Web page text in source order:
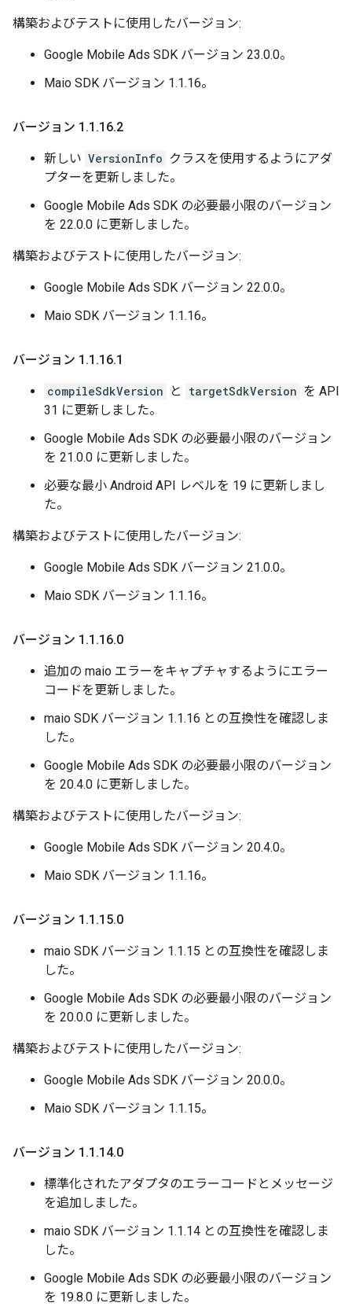
構築およびテストに使用したバージョン:
Google Mobile Ads SDK バージョン 23.0.0。
Maio SDK バージョン 1.1.16。
バージョン 1 .1 .16.2
新しい VersionInfo クラスを使用するようにアダ
プターを更新しました。
Google Mobile Ads SDK の必要最小限のバージョン
を 22.0.0 に更新しました。
構築およびテストに使用したバージョン:
Google Mobile Ads SDK バージョン 22.0.0。
Maio SDK バージョン 1.1.16。
バージョン 1 .1 .16.1
compileSdkVersion と targetSdkVersion を API
31 に更新しました。
Google Mobile Ads SDK の必要最小限のバージョン
を 21.0.0 に更新しました。
必要な最小 Android API レベルを 19 に更新しまし
た。
構築およびテストに使用したバージョン:
Google Mobile Ads SDK バージョン 21.0.0。
Maio SDK バージョン 1.1.16。
バージョン 1 .1 .16.0
追加の maio エラーをキャプチャするようにエラー
コードを更新しました。
maio SDK バージョン 1.1.16 との互換性を確認しま
した。
Google Mobile Ads SDK の必要最小限のバージョン
を 20.4.0 に更新しました。
構築およびテストに使用したバージョン:
Google Mobile Ads SDK バージョン 20.4.0。
Maio SDK バージョン 1.1.16。
バージョン 1 .1 .15.0
maio SDK バージョン 1.1.15 との互換性を確認しま
した。
Google Mobile Ads SDK の必要最小限のバージョン
を 20.0.0 に更新しました。
構築およびテストに使用したバージョン:
Google Mobile Ads SDK バージョン 20.0.0。
Maio SDK バージョン 1.1.15。
バージョン 1 .1 .14.0
標準化されたアダプタのエラーコードとメッセージ
を追加しました。
maio SDK バージョン 1.1.14 との互換性を確認しま
した。
Google Mobile Ads SDK の必要最小限のバージョン
を 19.8.0 に更新しました。